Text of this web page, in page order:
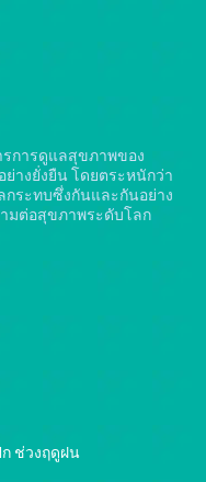
การดูแลสุขภาพของ
ย่างยั่งยืนโดยตระหนักว่า
ระทบซึ่งกันและกันอย่าง
มต่อสุขภาพระดับโลก
ช่วงฤดูฝน